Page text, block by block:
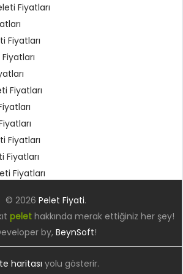
Fiyatları
Fiyatları
Fiyatları
Fiyatları
Fiyatları
Fiyatları
© 2026 Pelet Fiyati.
pelethakkında merak ettiğiniz her şey!
by, BeynSoft!
haritası yolu gösterir.